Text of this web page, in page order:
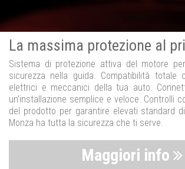
La massima protezione al
Sistema di protezione attiva del motore
sicurezza nella guida. Compatibilità
elettrici e meccanici della tua auto.
un’installazione semplice e veloce. Controlli
del prodotto per garantire elevati standard
Monza ha tutta la sicurezza che ti serve.
Maggiori info